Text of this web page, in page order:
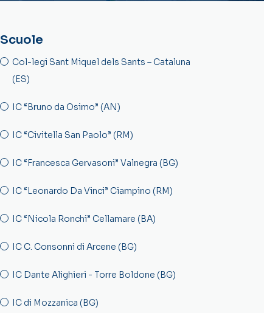
Scuole
Col-legi Sant Miquel dels Sants – Cataluna
(ES)
IC “Bruno da Osimo” (AN)
IC “Civitella San Paolo” (RM)
IC “Francesca Gervasoni” Valnegra (BG)
IC “Leonardo Da Vinci” Ciampino (RM)
IC “Nicola Ronchi” Cellamare (BA)
IC C. Consonni di Arcene (BG)
IC Dante Alighieri - Torre Boldone (BG)
IC di Mozzanica (BG)